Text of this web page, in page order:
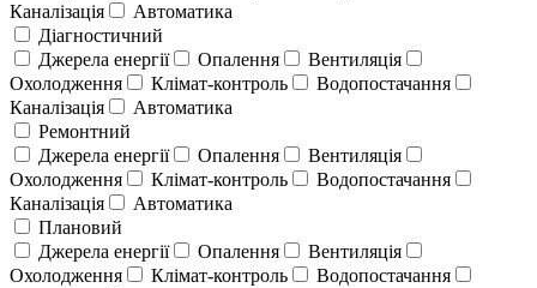
Каналізація
Автоматика
Діагностичний
Джерела енергії
Опалення
Вентиляція
Охолодження
Клімат-контроль
Водопостачання
Каналізація
Автоматика
Ремонтний
Джерела енергії
Опалення
Вентиляція
Охолодження
Клімат-контроль
Водопостачання
Каналізація
Автоматика
Плановий
Джерела енергії
Опалення
Вентиляція
Охолодження
Клімат-контроль
Водопостачання